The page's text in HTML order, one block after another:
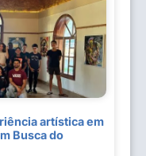
artística em
Busca do